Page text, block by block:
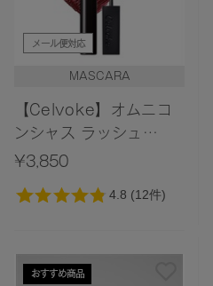
メール便対応
MASCARA
【Celvoke】オムニコ
ンシャス ラッシュ
［05,06］＜2025 AW
¥3,850
おすすめ商品